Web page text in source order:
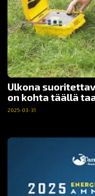
Ulkona
on kohta täällä
2025-03-31